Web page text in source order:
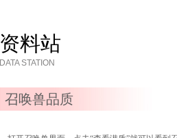
资料站
DATA STATION
召唤兽品质